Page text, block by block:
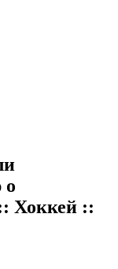
о
Хоккей ::